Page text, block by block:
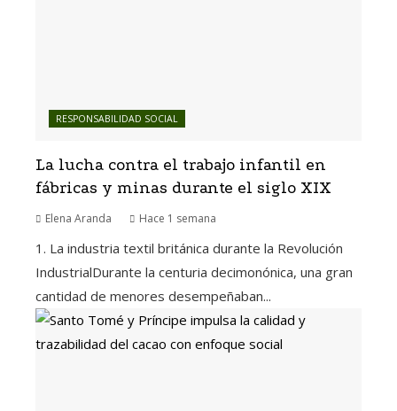
RESPONSABILIDAD SOCIAL
La lucha contra el trabajo infantil en
fábricas y minas durante el siglo XIX
Elena Aranda Hace 1 semana
1. La industria textil británica durante la Revolución
IndustrialDurante la centuria decimonónica, una gran
cantidad de menores desempeñaban...